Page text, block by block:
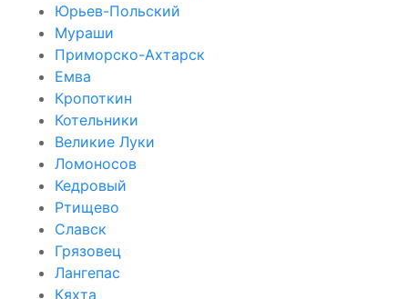
Юрьев-Польский
Мураши
Приморско-Ахтарск
Емва
Кропоткин
Котельники
Великие Луки
Ломоносов
Кедровый
Ртищево
Славск
Грязовец
Лангепас
Кяхта